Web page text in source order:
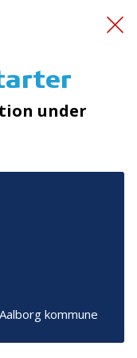
under
kommune